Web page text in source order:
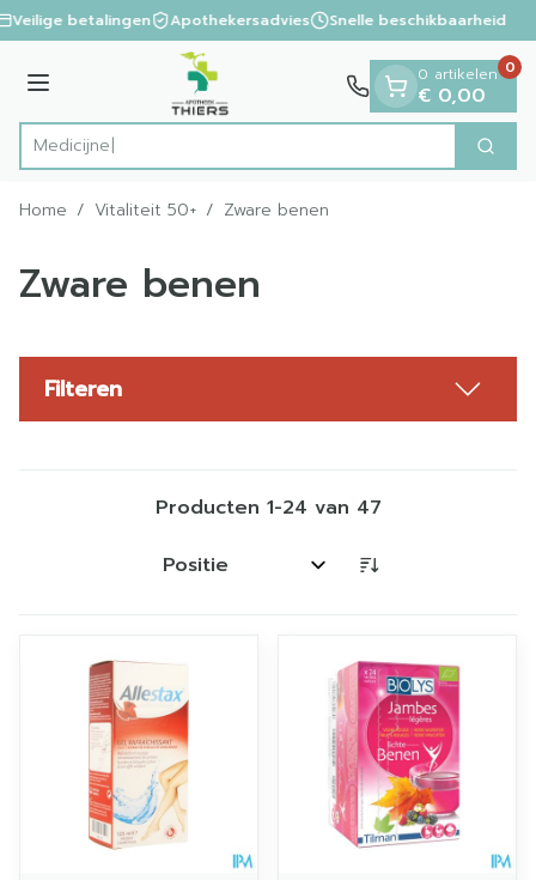
Ga naar de inhoud
1 van 1
Veilige betalingen Apothekersadvies Snelle beschikbaarheid
Menu
Product, merk, categorie... Zoek
0 artikelen
€ 0,00
0
Home / Vitaliteit 50+ / Zware benen
Zware benen
Filteren
Producten 1-24 van 47
Sorteer op: